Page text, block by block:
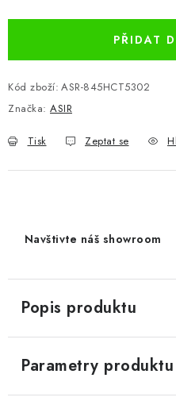
PŘIDAT
Kód zboží: ASR-845HCT5302
Značka: ASIR
Tisk Zeptat se
Navštivte náš showroom
Popis produktu
Parametry produktu